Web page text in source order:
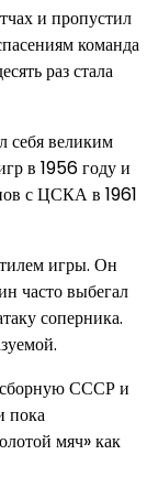
и пропустил
команда
раз стала
себя великим
в 1956 году и
с ЦСКА в 1961
игры. Он
часто выбегал
соперника.
сборную СССР и
пока
мяч» как